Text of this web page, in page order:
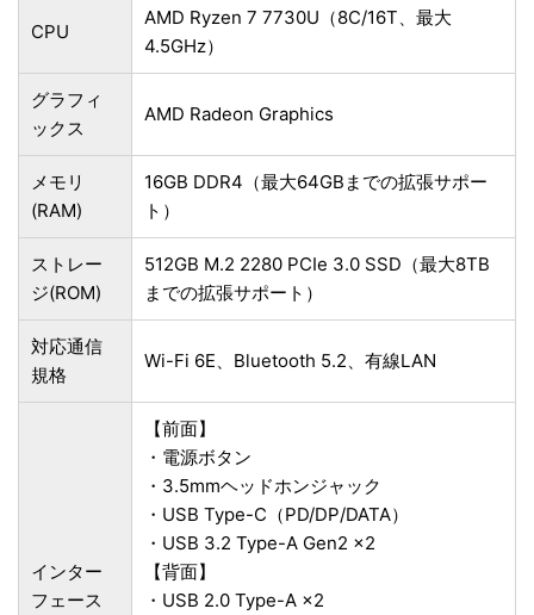
CPU
AMD Ryzen 7 7730U（8C/16T、最大
4.5GHz）
グラフィ
ックス
AMD Radeon Graphics
メモリ
(RAM)
16GB DDR4（最大64GBまでの拡張サポー
ト）
ストレー
ジ(ROM)
512GB M.2 2280 PCIe 3.0 SSD（最大8TB
までの拡張サポート）
対応通信
規格
Wi-Fi 6E、Bluetooth 5.2、有線LAN
インター
フェース
【前面】
・電源ボタン
・3.5mmヘッドホンジャック
・USB Type-C（PD/DP/DATA）
・USB 3.2 Type-A Gen2 ×2
【背面】
・USB 2.0 Type-A ×2